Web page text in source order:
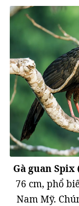
Gà guan
76 cm, phổ
Nam Mỹ.